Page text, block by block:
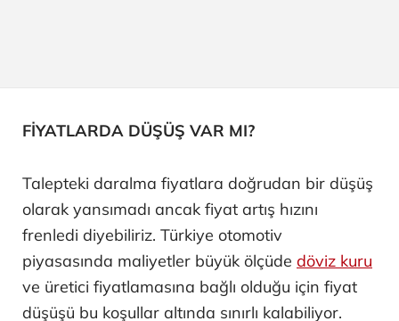
FİYATLARDA DÜŞÜŞ VAR MI?
Talepteki daralma fiyatlara doğrudan bir düşüş
olarak yansımadı ancak fiyat artış hızını
frenledi diyebiliriz. Türkiye otomotiv
piyasasında maliyetler büyük ölçüde döviz kuru
ve üretici fiyatlamasına bağlı olduğu için fiyat
düşüşü bu koşullar altında sınırlı kalabiliyor.